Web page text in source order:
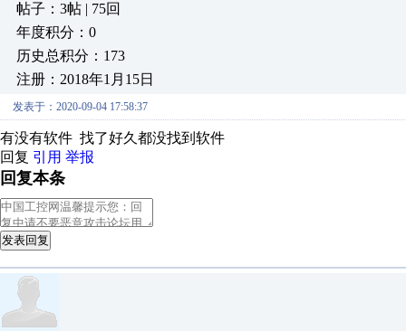
帖子：3帖 | 75回
年度积分：0
历史总积分：173
注册：2018年1月15日
发表于：2020-09-04 17:58:37
有没有软件 找了好久都没找到软件
回复 引用 举报
回复本条
发表回复